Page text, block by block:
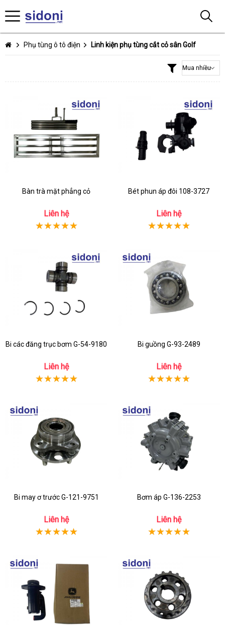
Phụ tùng ô tô điện Linh kiện phụ tùng cắt cỏ sân Golf
Bàn trà mặt phẳng cỏ
Liên hệ
Bét phun áp đôi 108-3727
Liên hệ
Bi các đăng trục bơm G-54-9180
Liên hệ
Bi guồng G-93-2489
Liên hệ
Bi may ơ trước G-121-9751
Liên hệ
Bơm áp G-136-2253
Liên hệ